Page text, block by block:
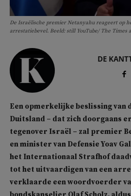
De Israëlische premier Netanyahu reageert op
arrestatiebevel. Beeld: still YouTube/ The Times
DE
Een opmerkelijke beslissing van
Duitsland – dat zich doorgaans
tegenover Israël – zal premier
en minister van Defensie Yoav
het Internationaal Strafhof
tot het uitvaardigen van een
verklaarde een woordvoerder